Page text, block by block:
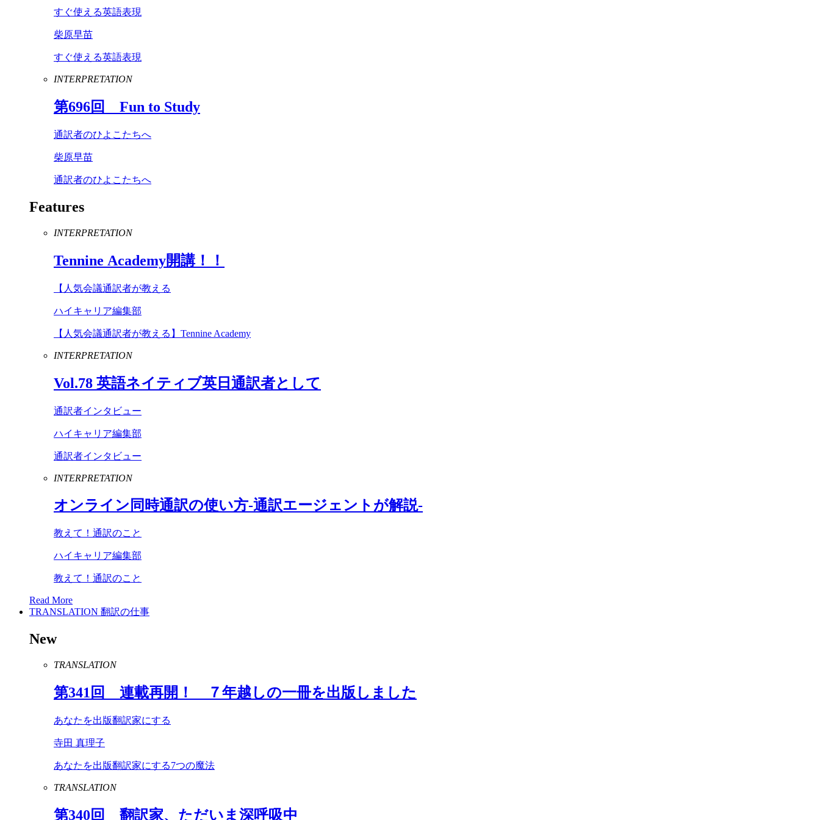
すぐ使える英語表現
柴原早苗
すぐ使える英語表現
INTERPRETATION
第696回 Fun to Study
通訳者のひよこたちへ
柴原早苗
通訳者のひよこたちへ
Features
INTERPRETATION
Tennine Academy開講！！
【人気会議通訳者が教える
ハイキャリア編集部
【人気会議通訳者が教える】Tennine Academy
INTERPRETATION
Vol.78 英語ネイティブ英日通訳者として
通訳者インタビュー
ハイキャリア編集部
通訳者インタビュー
INTERPRETATION
オンライン同時通訳の使い方-通訳エージェントが解説-
教えて！通訳のこと
ハイキャリア編集部
教えて！通訳のこと
Read More
TRANSLATION 翻訳の仕事
New
TRANSLATION
第341 回 連載再開！ ７年越しの一冊を出版しました
あなたを出版翻訳家にする
寺田 真理子
あなたを出版翻訳家にする7つの魔法
TRANSLATION
第340回 翻訳家、ただいま深呼吸中